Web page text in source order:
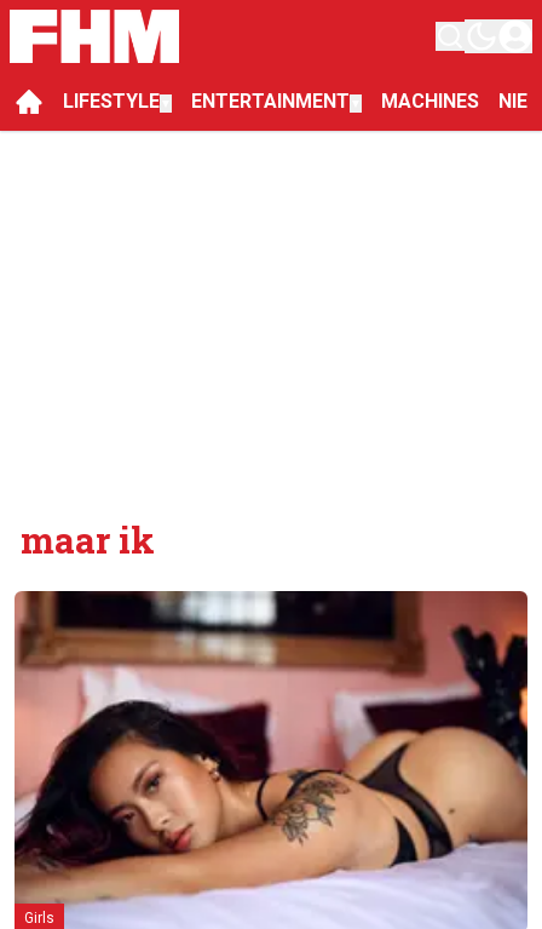
LIFESTYLE ENTERTAINMENT MACHINES
maar ik
Girls